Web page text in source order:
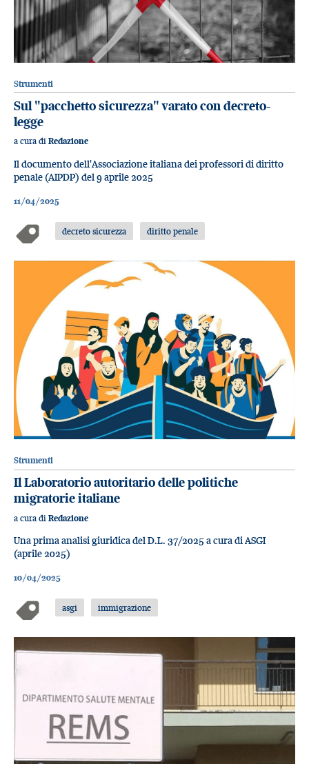
Strumenti
Sul "pacchetto sicurezza" varato con decreto-
legge
a cura di Redazione
Il documento dell'Associazione italiana dei professori di diritto
penale (AIPDP) del 9 aprile 2025
11/04/2025
decreto sicurezza diritto penale
Strumenti
Il Laboratorio autoritario delle politiche
migratorie italiane
a cura di Redazione
Una prima analisi giuridica del D.L. 37/2025 a cura di ASGI
(aprile 2025)
10/04/2025
asgi immigrazione